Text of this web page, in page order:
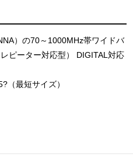
）の70～1000MHz帯ワイドバ
ピーター対応型） DIGITAL対応
最短サイズ）